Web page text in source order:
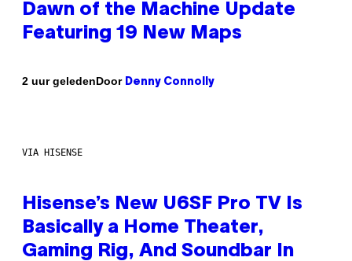
Dawn of the Machine Update
Featuring 19 New Maps
2 uur geledenDoor Denny Connolly
VIA HISENSE
Hisense’s New U6SF Pro TV Is
Basically a Home Theater,
Gaming Rig, And Soundbar In